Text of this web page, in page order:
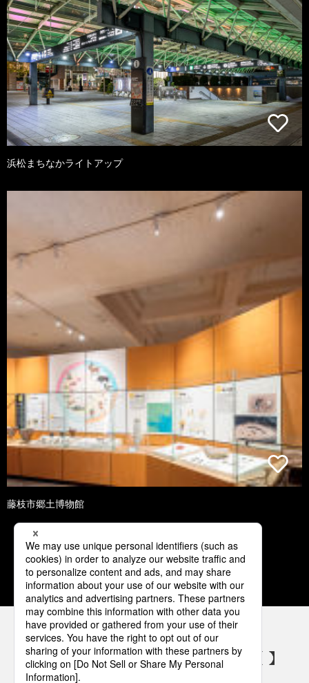
浜松まちなかライトアップ
藤枝市郷土博物館
1 2 3 4 5
パナソニックの電気設備 SNSアカウント